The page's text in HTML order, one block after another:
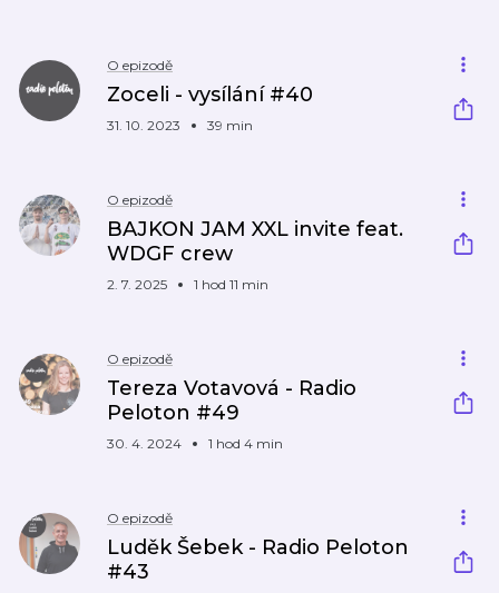
O epizodě
Zoceli - vysílání #40
31. 10. 2023 39 min
O epizodě
BAJKON JAM XXL invite feat.
WDGF crew
2. 7. 2025 1 hod 11 min
O epizodě
Tereza Votavová - Radio
Peloton #49
30. 4. 2024 1 hod 4 min
O epizodě
Luděk Šebek - Radio Peloton
#43